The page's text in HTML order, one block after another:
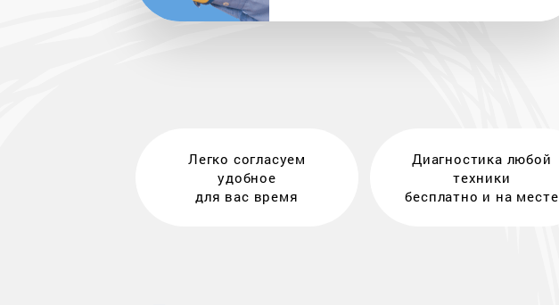
Легко согласуем
удобное
для вас время
Диагностика любой
техники
бесплатно и на месте